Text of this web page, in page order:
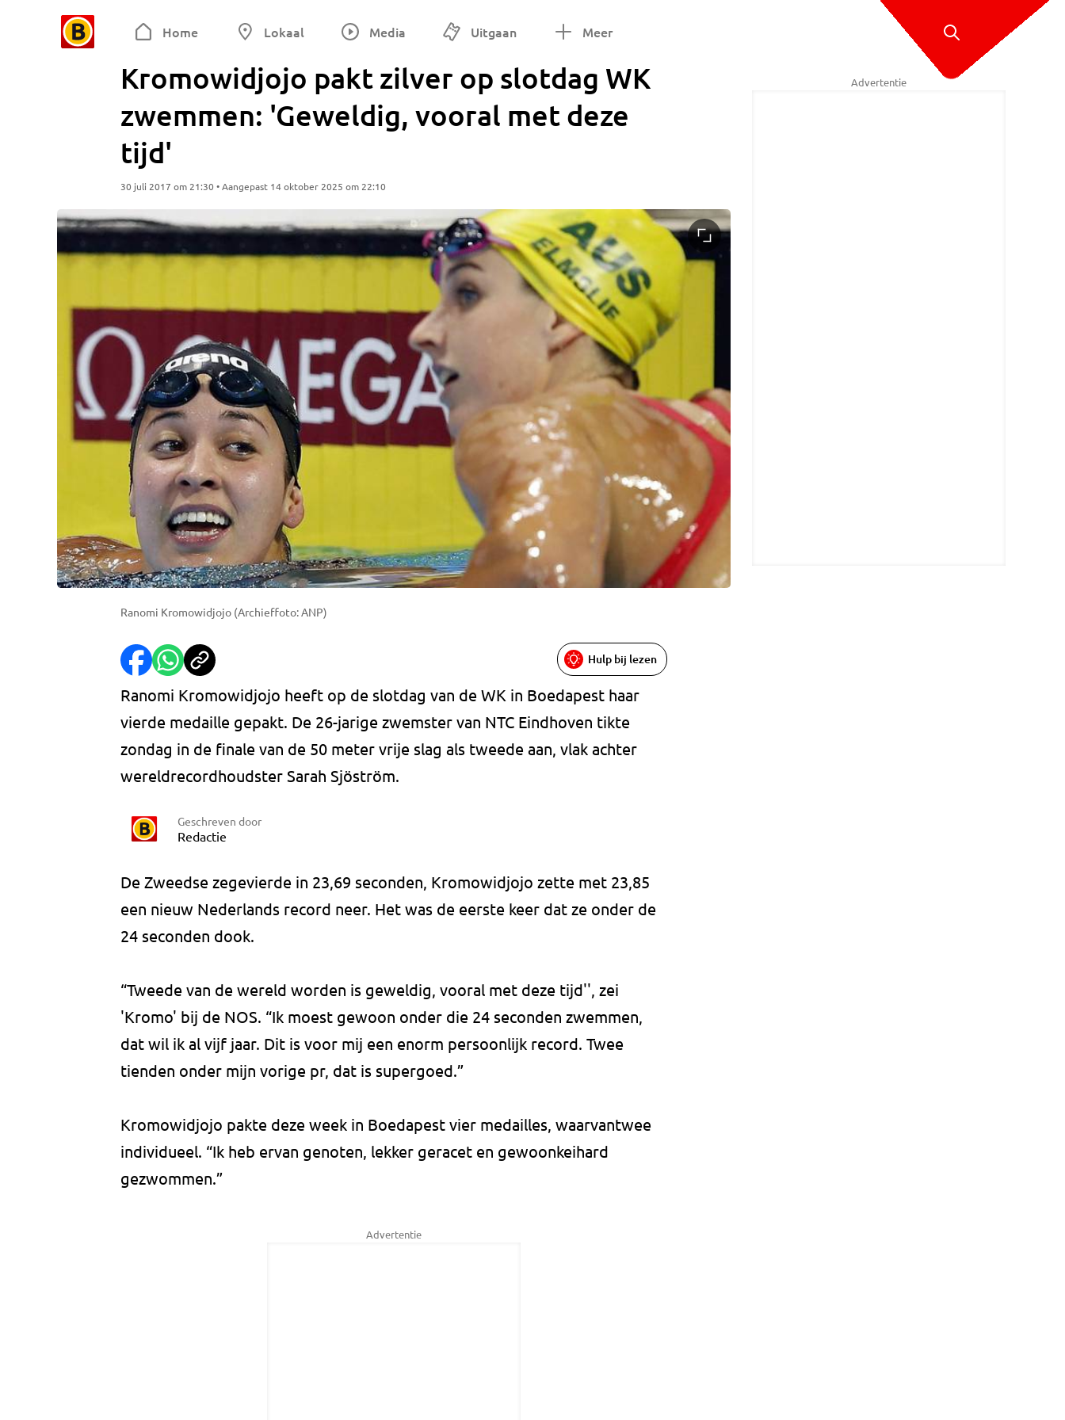
Home Lokaal Media Uitgaan Meer
Kromowidjojo pakt zilver op slotdag WK
zwemmen: 'Geweldig, vooral met deze
tijd'
30 juli 2017 om 21:30 • Aangepast 14 oktober 2025 om 22:10
Ranomi Kromowidjojo (Archieffoto: ANP)
Hulp bij lezen
Ranomi Kromowidjojo heeft op de slotdag van de WK in Boedapest haar
vierde medaille gepakt. De 26-jarige zwemster van NTC Eindhoven tikte
zondag in de finale van de 50 meter vrije slag als tweede aan, vlak achter
wereldrecordhoudster Sarah Sjöström.
Geschreven door
Redactie
De Zweedse zegevierde in 23,69 seconden, Kromowidjojo zette met 23,85
een nieuw Nederlands record neer. Het was de eerste keer dat ze onder de
24 seconden dook.
“Tweede van de wereld worden is geweldig, vooral met deze tijd'', zei
'Kromo' bij de NOS. “Ik moest gewoon onder die 24 seconden zwemmen,
dat wil ik al vijf jaar. Dit is voor mij een enorm persoonlijk record. Twee
tienden onder mijn vorige pr, dat is supergoed.”
Kromowidjojo pakte deze week in Boedapest vier medailles, waarvantwee
individueel. “Ik heb ervan genoten, lekker geracet en gewoonkeihard
gezwommen.”
Advertentie
Advertentie